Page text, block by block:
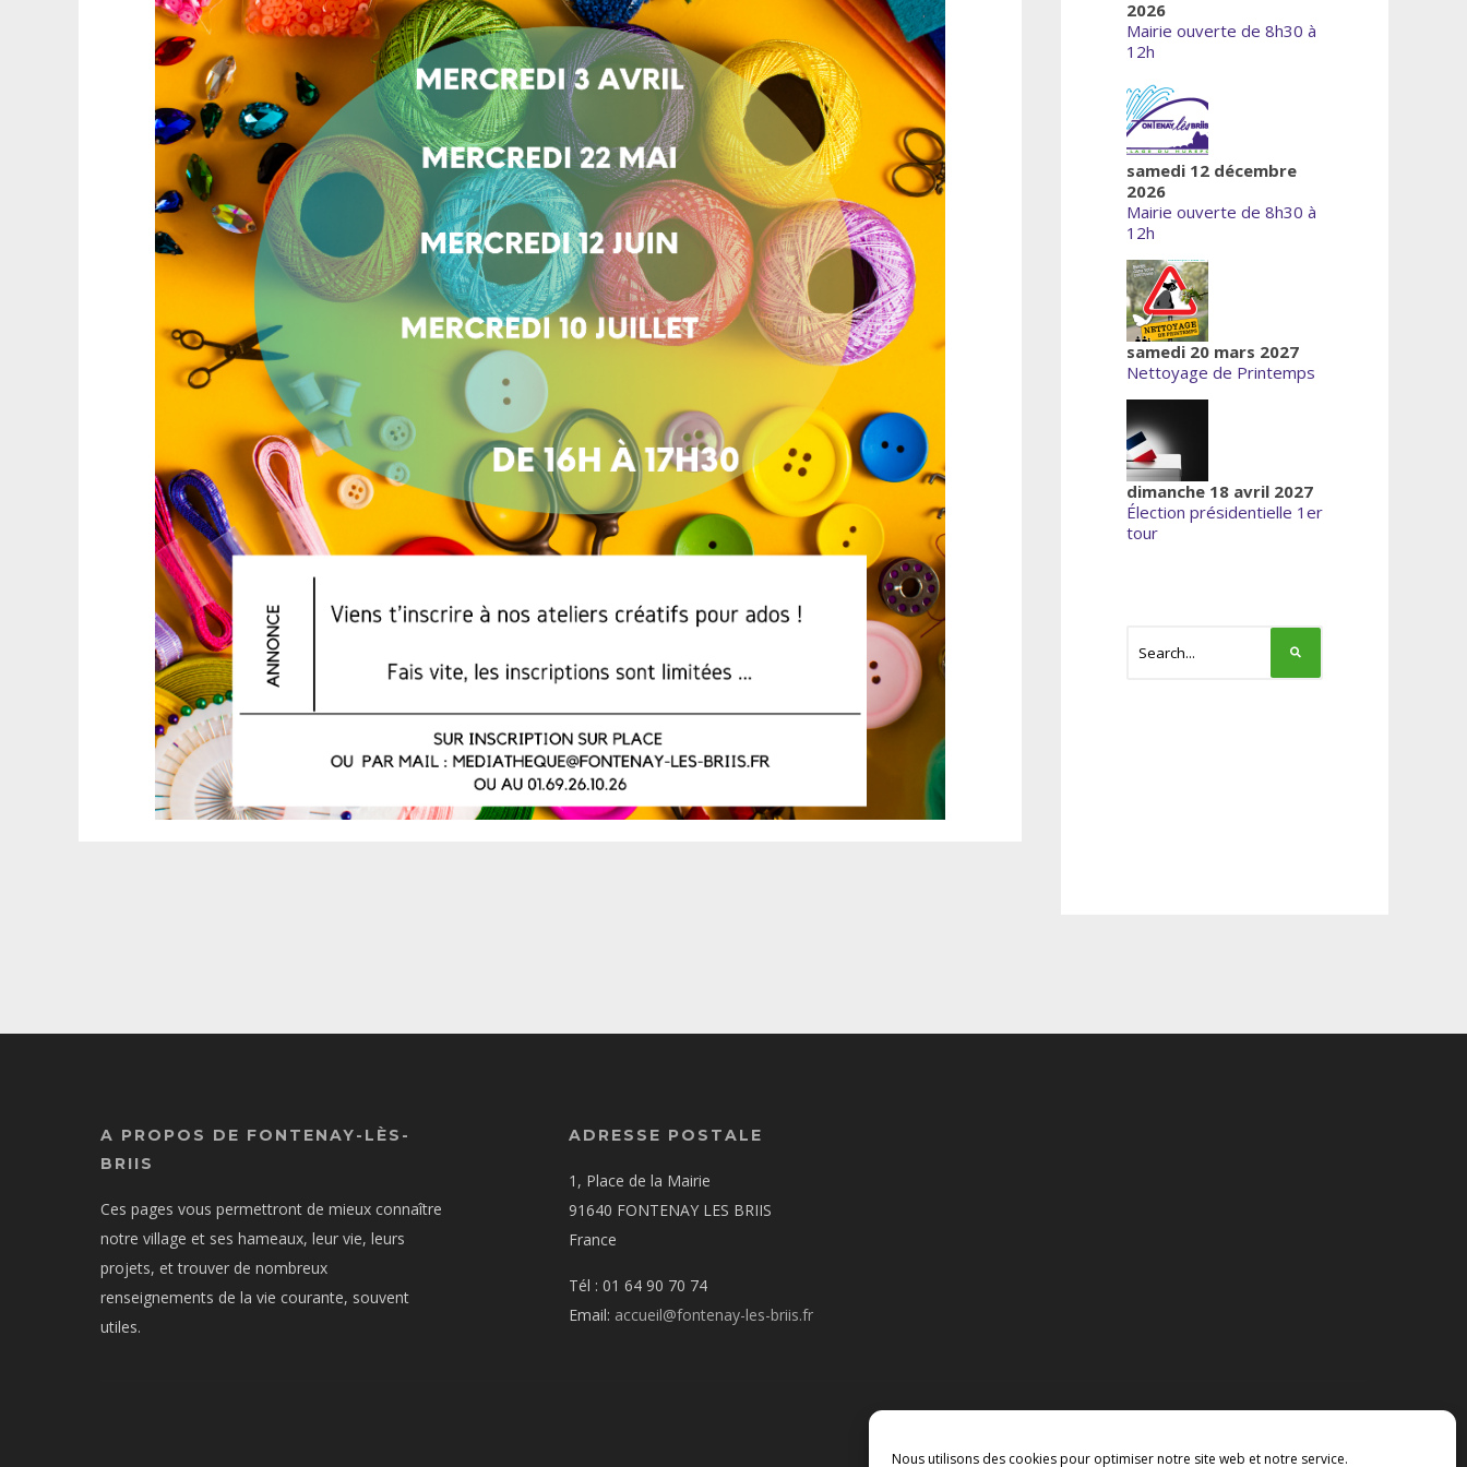
Nous utilisons des cookies pour optimiser notre site web et notre service.
2026
Mairie ouverte de 8h30 à
12h
samedi 12 décembre
2026
Mairie ouverte de 8h30 à
12h
samedi 20 mars 2027
Nettoyage de Printemps
dimanche 18 avril 2027
Élection présidentielle 1er
tour
A PROPOS DE FONTENAY-LÈS-
BRIIS
Ces pages vous permettront de mieux connaître
notre village et ses hameaux, leur vie, leurs
projets, et trouver de nombreux
renseignements de la vie courante, souvent
utiles.
ADRESSE POSTALE
1, Place de la Mairie
91640 FONTENAY LES BRIIS
France
Tél : 01 64 90 70 74
Email: accueil@fontenay-les-briis.fr